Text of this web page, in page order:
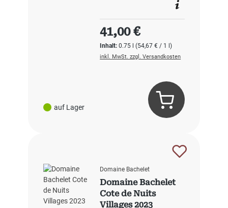
auf Lager
Inhalt:0.75 l(54,67 € / 1 l)
Regulärer Preis:
41,00 €
inkl. MwSt. zzgl. Versandkosten
Domaine Bachelet
Domaine Bachelet
Cote de Nuits
Villages 2023